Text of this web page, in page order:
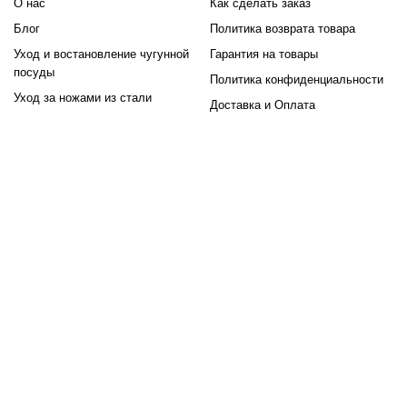
Большинство коптилен изготавливаются из нержавеющей
стали, устойчивой к коррозии и высоким температурам. И
оснащены термометрами, поддонами для жира и
регулируемыми заслонками.
Блог
Уход и востановление чугунной
посуды
Уход за ножами из стали
Политика возврата товара
Гарантия на товары
Политика конфиденциальности
Доставка и Оплата